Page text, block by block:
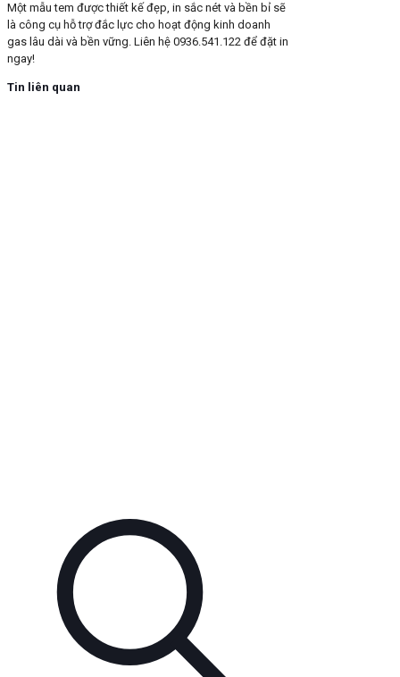
Một mẫu tem được thiết kế đẹp, in sắc nét và bền bỉ sẽ
là công cụ hỗ trợ đắc lực cho hoạt động kinh doanh
gas lâu dài và bền vững. Liên hệ 0936.541.122 để đặt in
ngay!
Tin liên quan